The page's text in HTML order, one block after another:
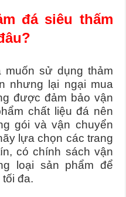
đá siêu thấm
muốn sử dụng thảm
nhưng lại ngại mua
được đảm bảo vận
chất liệu đá nên
gói và vận chuyển
lựa chọn các trang
có chính sách vận
loại sản phẩm để
đa.